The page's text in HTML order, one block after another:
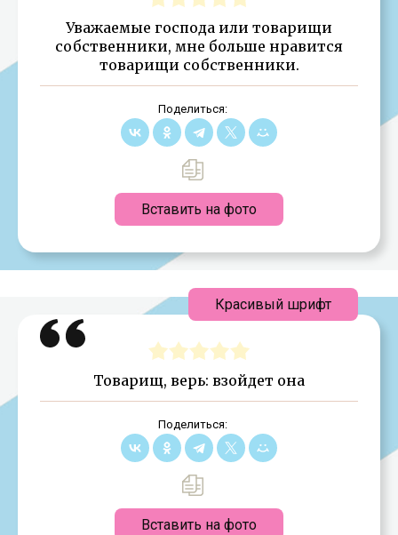
Уважаемые господа или товарищи
собственники, мне больше нравится
товарищи собственники.
Поделиться:
Вставить на фото
Товарищ, верь: взойдет она
Поделиться:
Вставить на фото
Красивый шрифт